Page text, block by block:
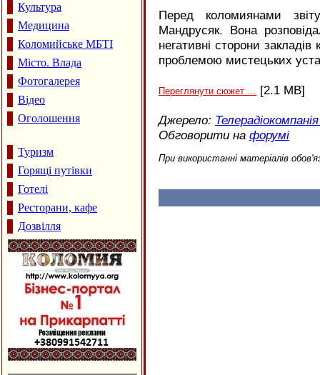
Культура
Медицина
Коломийське МБТІ
Місто. Влада
Фотогалерея
Відео
Оголошення
Туризм
Горящі путівки
Готелі
Ресторани, кафе
Дозвілля
Перед коломиянами
Мандрусяк. Вона
негативні сторони
проблемою мистецьких
Переглянути сюжет … [2.1 MB]
Джерело:
Обговорити на форумі
При використанні матеріалів